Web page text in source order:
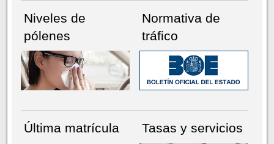
Niveles de
pólenes
Normativa de
tráfico
Última matrícula
Tasas y servicios